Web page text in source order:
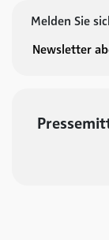
Melden Sie
Newsletter